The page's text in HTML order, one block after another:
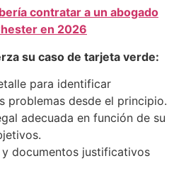
contratar a un abogado
en 2026
su caso de tarjeta verde:
para identificar
problemas desde el principio.
adecuada en función de su
documentos justificativos